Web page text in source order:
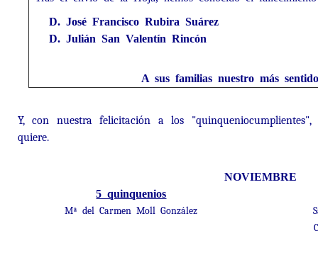
D. José Francisco Rubira Suárez
D. Julián San Valentín Rincón
A sus familias nuestro más
Y, con nuestra felicitación a los
quiere.
NOVIEMBRE
5 quinquenios
Mª del Carmen Moll González